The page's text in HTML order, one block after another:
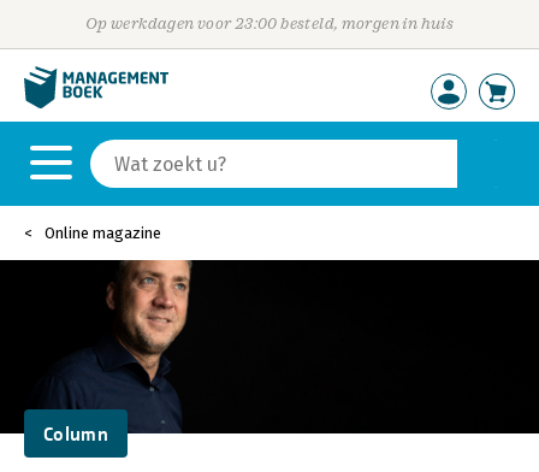
Op werkdagen voor 23:00 besteld, morgen in huis
Online magazine
Column